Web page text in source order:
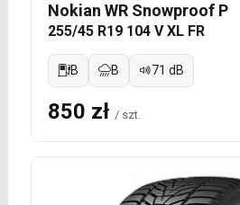
Nokian WR Snowproof P
255/45 R19 104 V XL FR
B B 71 dB
850 zł / szt.